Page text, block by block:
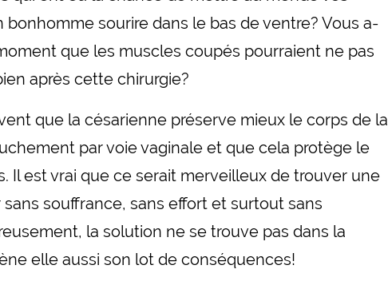
sourire dans le bas de ventre? Vous a-
que les muscles coupés pourraient ne pas
après cette chirurgie?
que la césarienne préserve mieux le corps de la
par voie vaginale et que cela protège le
Il est vrai que ce serait merveilleux de trouver une
souffrance, sans effort et surtout sans
la solution ne se trouve pas dans la
elle aussi son lot de conséquences!